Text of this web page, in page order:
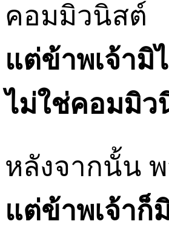
คอมมิวนิสต์
แต่ข้าพเจ้ามิ
ไม่ใช่คอมมิว
หลังจากนั้น
แต่ข้าพเจ้าก็